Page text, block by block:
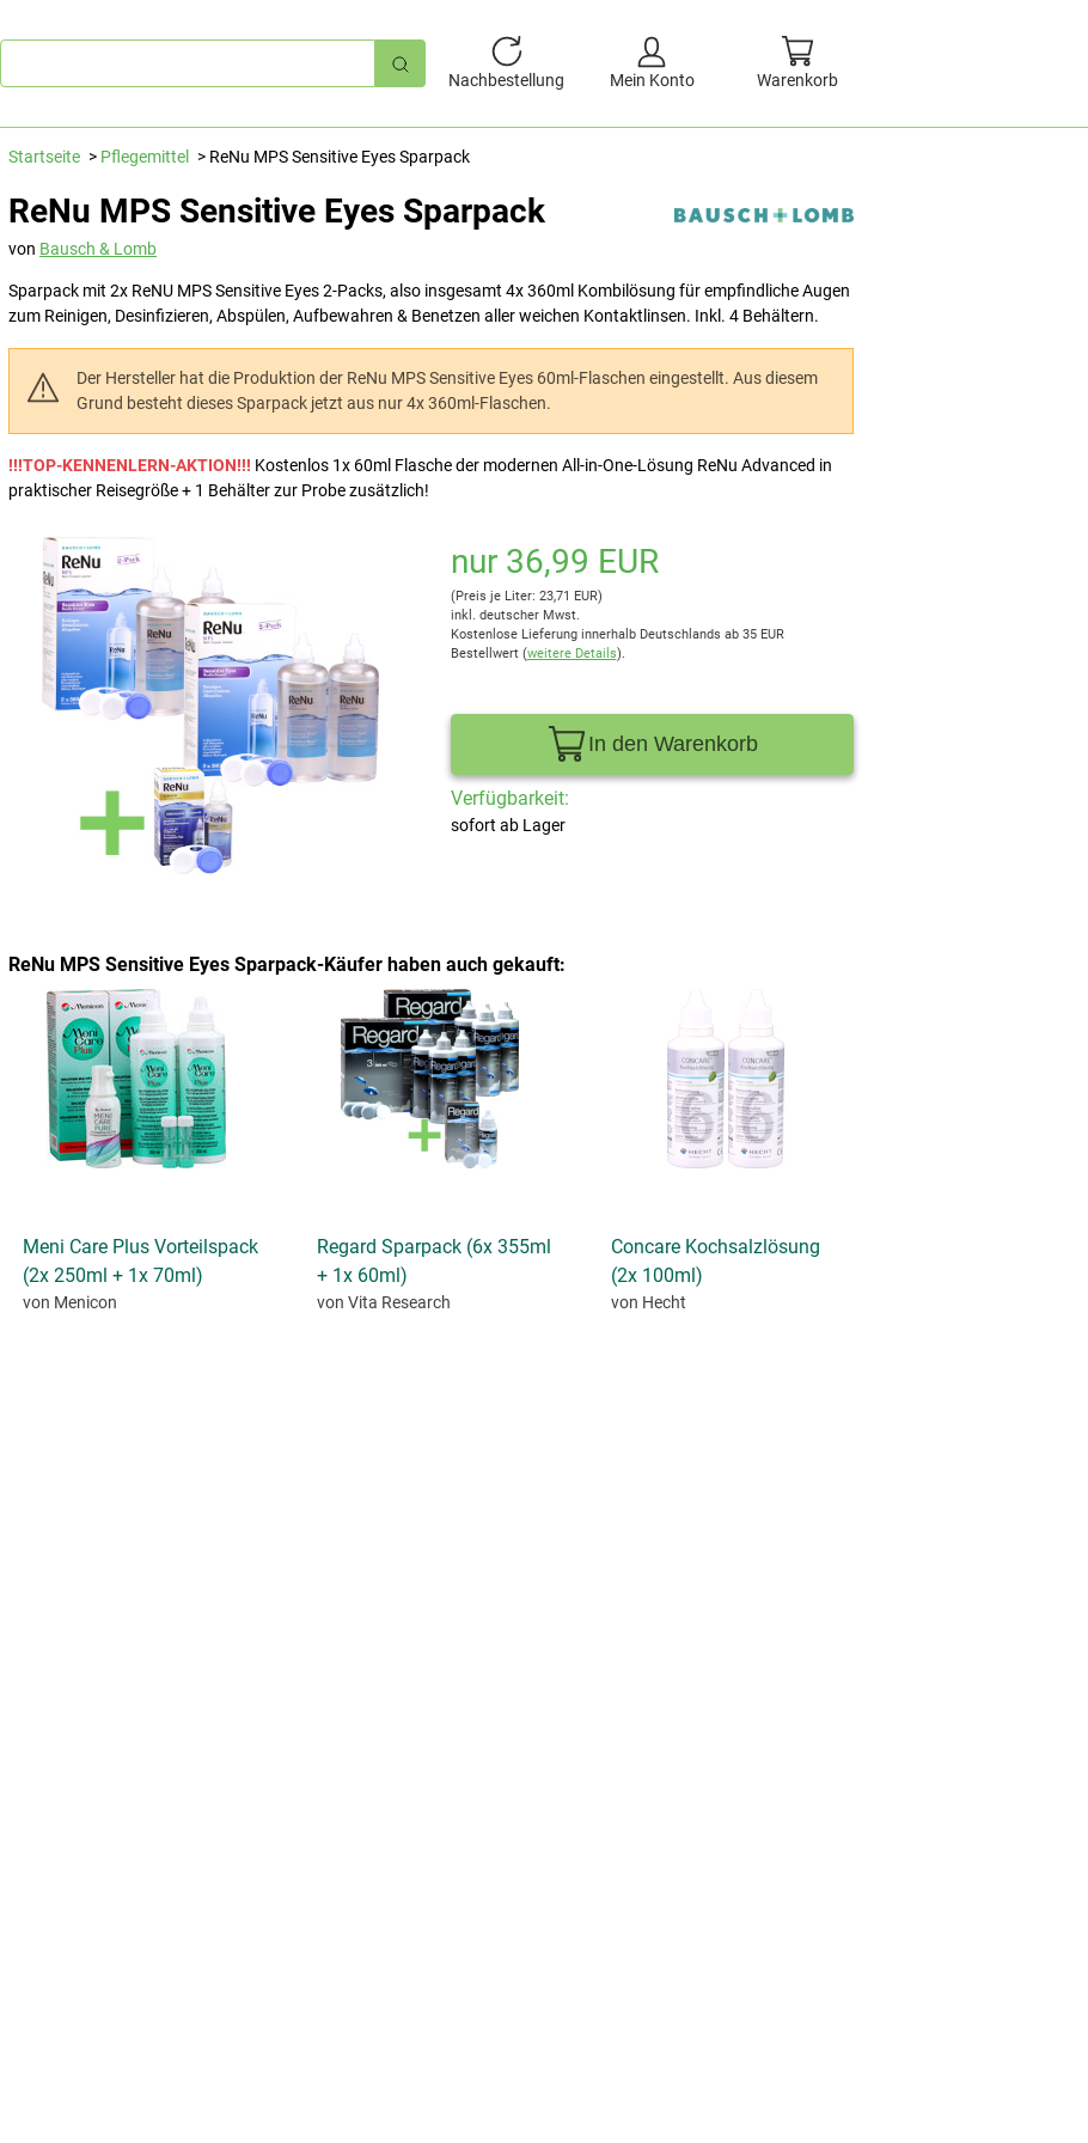
Schnellsuche
Nachbestellung
Mein Konto Warenkorb
Startseite Pflegemittel ReNu MPS Sensitive Eyes Sparpack
ReNu MPS Sensitive Eyes Sparpack
von Bausch & Lomb
Sparpack mit 2x ReNU MPS Sensitive Eyes 2-Packs, also insgesamt 4x 360ml Kombilösung für empfindliche Augen
zum Reinigen, Desinfizieren, Abspülen, Aufbewahren & Benetzen aller weichen Kontaktlinsen. Inkl. 4 Behältern.
Der Hersteller hat die Produktion der ReNu MPS Sensitive Eyes 60ml-Flaschen eingestellt. Aus diesem
Grund besteht dieses Sparpack jetzt aus nur 4x 360ml-Flaschen.
!!!TOP-KENNENLERN-AKTION!!! Kostenlos 1x 60ml Flasche der modernen All-in-One-Lösung ReNu Advanced in
praktischer Reisegröße + 1 Behälter zur Probe zusätzlich!
nur 36,99 EUR
(Preis je Liter: 23,71 EUR)
inkl. deutscher Mwst.
Kostenlose Lieferung innerhalb Deutschlands ab 35 EUR
Bestellwert (weitere Details).
In den Warenkorb
Verfügbarkeit:
sofort ab Lager
ReNu MPS Sensitive Eyes Sparpack-Käufer haben auch gekauft:
Meni Care Plus Vorteilspack
(2x 250ml + 1x 70ml)
von Menicon
Regard Sparpack (6x 355ml
+ 1x 60ml)
von Vita Research
Concare Kochsalzlösung
(2x 100ml)
von Hecht